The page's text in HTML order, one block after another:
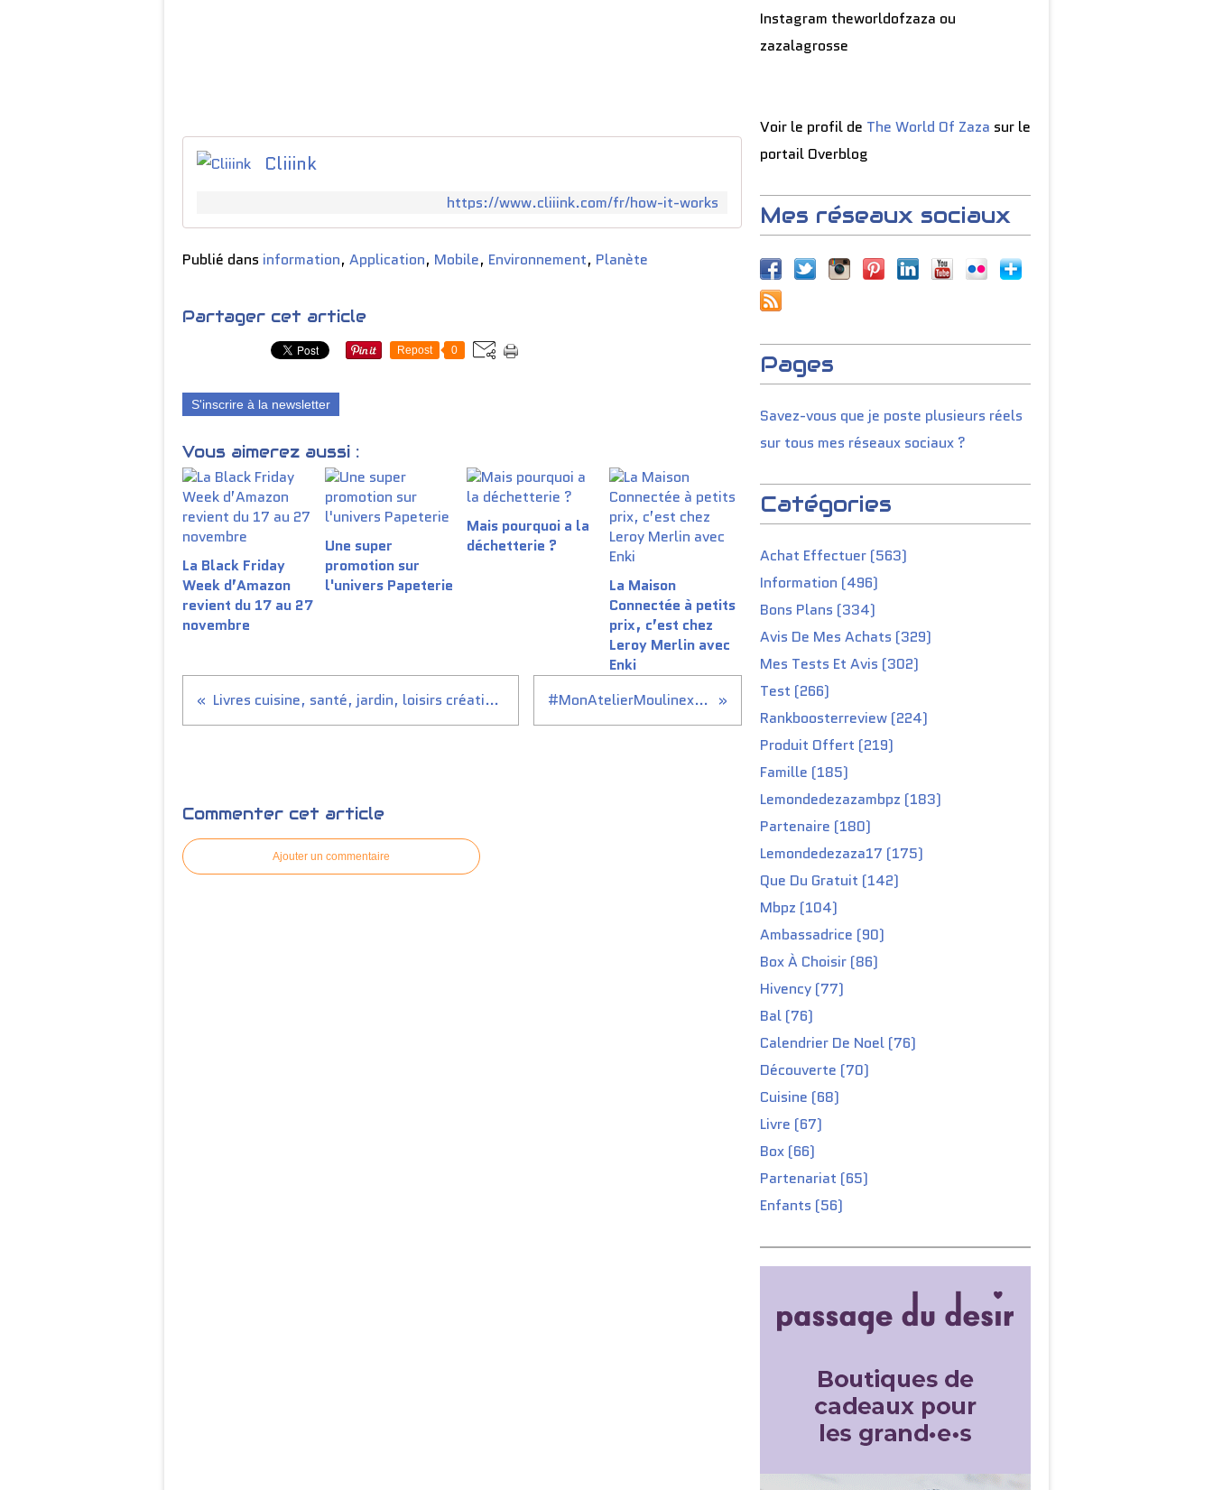
Cliiink
https://www.cliiink.com/fr/how-it-works
Publié dans information, Application, Mobile, Environnement, Planète
Partager cet article
Repost 0
S'inscrire à la newsletter
Vous aimerez aussi :
La Black Friday
Week d’Amazon
revient du 17 au 27
novembre
Une super
promotion sur
l'univers Papeterie
Mais pourquoi a la
déchetterie ?
La Maison
Connectée à petits
prix, c’est chez
Leroy Merlin avec
Enki
Livres cuisine, santé, jardin, loisirs créatifs chez Terre vivante à découvrir ce mois
#MonAtelierMoulinex #UltraBlendMoulinex...
Commenter cet article
Ajouter un commentaire
Instagram theworldofzaza ou
zazalagrosse
Voir le profil de The World Of Zaza sur le
portail Overblog
Mes réseaux sociaux
Pages
Savez-vous que je poste plusieurs réels
sur tous mes réseaux sociaux ?
Catégories
Achat Effectuer (563)
Information (496)
Bons Plans (334)
Avis De Mes Achats (329)
Mes Tests Et Avis (302)
Test (266)
Rankboosterreview (224)
Produit Offert (219)
Famille (185)
Lemondedezazambpz (183)
Partenaire (180)
Lemondedezaza17 (175)
Que Du Gratuit (142)
Mbpz (104)
Ambassadrice (90)
Box À Choisir (86)
Hivency (77)
Bal (76)
Calendrier De Noel (76)
Découverte (70)
Cuisine (68)
Livre (67)
Box (66)
Partenariat (65)
Enfants (56)